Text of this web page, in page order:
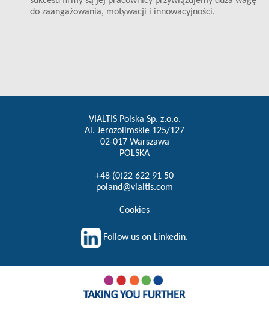
do zaangażowania, motywacji i innowacyjności.
VIALTIS Polska Sp. z.o.o.
Al. Jerozolimskie 125/127
02-017 Warszawa
POLSKA
+48 (0)22 622 91 50
poland@vialtis.com
Cookies
Follow us on Linkedin.